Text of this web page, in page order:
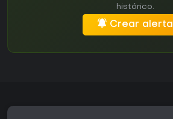
histórico.
Crear alerta